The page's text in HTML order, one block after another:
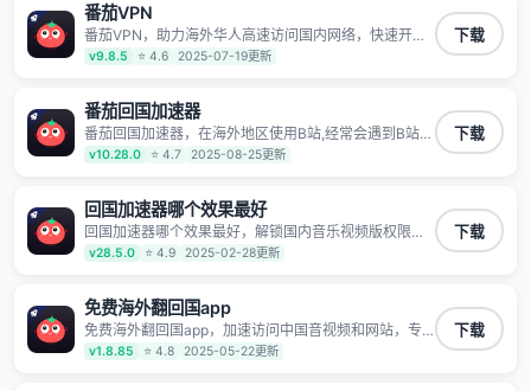
TV、西瓜视频、QQ音乐、网易云音乐、酷狗音乐、YY
等主流网站应用解除限制，带你穿梭加速回国。目前已
有上百万用户，用户整体好评95%以上，一对一在线客
服支持，保障你的使用体验。
番茄VPN
番茄VPN，助力海外华人高速访问国内网络，快速开启
国内各直播平台,解决国内视频、音乐卡顿问题；更能加
速海量国服游戏，超低延迟稳定不掉线,畅享国内网络！
v9.8.5 ⭐ 4.6 2025-07-19更新
下载
番茄回国加速器
番茄回国加速器，在海外地区使用B站,经常会遇到B站地
区版权限制/网络IP屏蔽,缓冲卡顿等问题,使用我们的哔
哩哔哩专用回国VPN,可加速解决各类网络问题,一键网络
7*24小时服务。
v10.28.0 ⭐ 4.7 2025-08-25更新
下载
回国加速器哪个效果最好
回国加速器哪个效果最好，解锁国内音乐视频版权限制.
刷剧不卡，高清秒开. 有效降低国服游戏延迟. 提升国内
主流应用访问速度 ; 独创加速黑科技 · 海量边缘. 动态多
v28.5.0 ⭐ 4.9 2025-02-28更新
下载
免费海外翻回国app
免费海外翻回国app，加速访问中国音视频和网站，专
业回国加速器，帮你加速访问优酷、bilibili、腾讯视频、
爱奇艺等，加速国服游戏，例如原神、阴阳师、和平精
v1.8.85 ⭐ 4.8 2025-05-22更新
下载